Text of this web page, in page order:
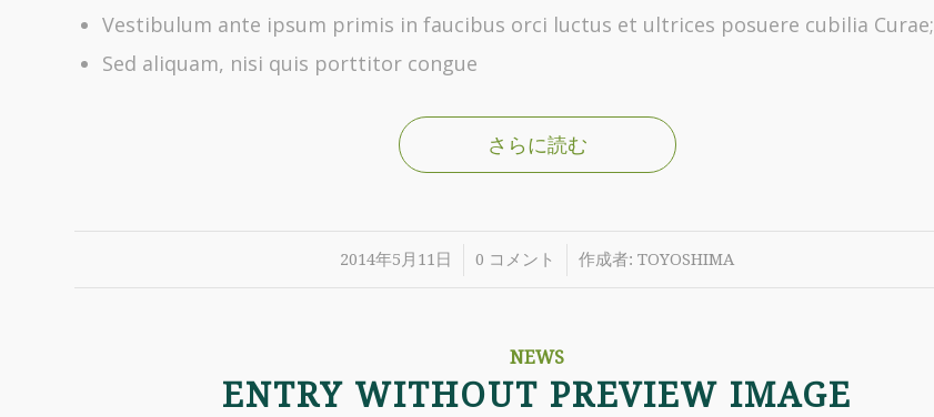
Vestibulum ante ipsum primis in faucibus orci luctus et ultrices posuere cubilia Curae;
Sed aliquam, nisi quis porttitor congue
さらに読む
2014年5月11日
/ 0 コメント
/ 作成者:TOYOSHIMA
NEWS
ENTRY WITHOUT PREVIEW IMAGE